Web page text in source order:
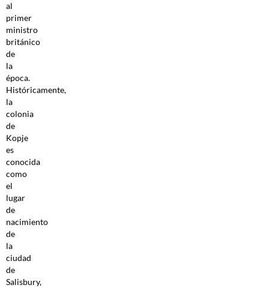
al
primer
ministro
británico
de
la
época.
Históricamente,
la
colonia
de
Kopje
es
conocida
como
el
lugar
de
nacimiento
de
la
ciudad
de
Salisbury,